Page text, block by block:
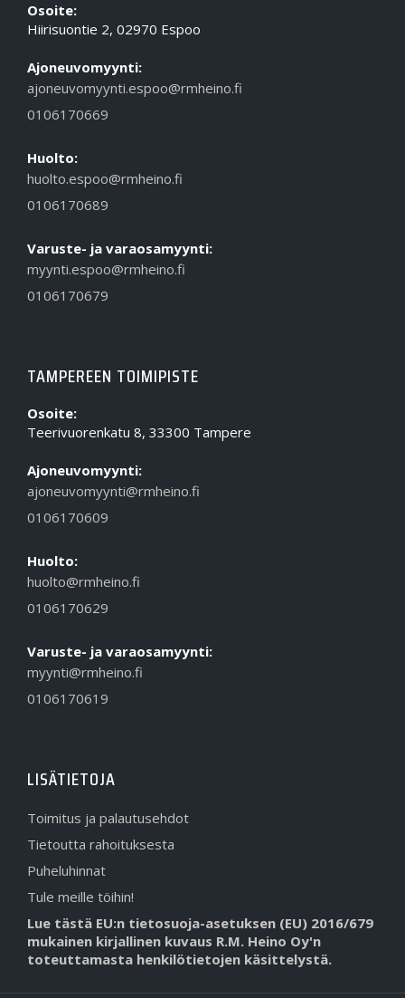
Osoite:
Hiirisuontie 2, 02970 Espoo
Ajoneuvomyynti:
ajoneuvomyynti.espoo@rmheino.fi
0106170669
Huolto:
huolto.espoo@rmheino.fi
0106170689
Varuste- ja varaosamyynti:
myynti.espoo@rmheino.fi
0106170679
TAMPEREEN TOIMIPISTE
Osoite:
Teerivuorenkatu 8, 33300 Tampere
Ajoneuvomyynti:
ajoneuvomyynti@rmheino.fi
0106170609
Huolto:
huolto@rmheino.fi
0106170629
Varuste- ja varaosamyynti:
myynti@rmheino.fi
0106170619
LISÄTIETOJA
Toimitus ja palautusehdot
Tietoutta rahoituksesta
Puheluhinnat
Tule meille töihin!
Lue tästä EU:n tietosuoja-asetuksen (EU) 2016/679
mukainen kirjallinen kuvaus R.M. Heino Oy'n
toteuttamasta henkilötietojen käsittelystä.